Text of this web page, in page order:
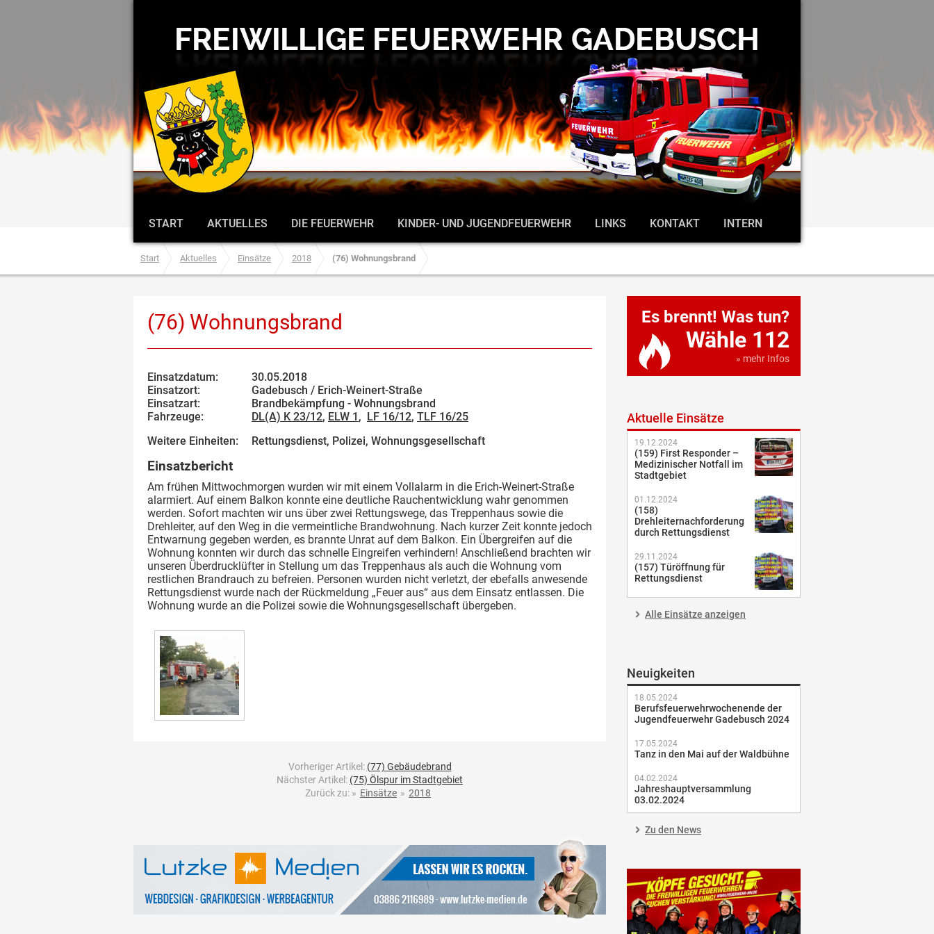
START AKTUELLES DIE FEUERWEHR KINDER- UND JUGENDFEUERWEHR LINKS KONTAKT INTERN
Start Aktuelles Einsätze 2018 (76) Wohnungsbrand
(76) Wohnungsbrand
Einsatzdatum:
30.05.2018
Einsatzort:
Gadebusch / Erich-Weinert-Straße
Einsatzart:
Brandbekämpfung - Wohnungsbrand
Fahrzeuge:
DL(A) K 23/12, ELW 1 , LF 16/12, TLF 16/25
Weitere Einheiten:
Rettungsdienst, Polizei, Wohnungsgesellschaft
Einsatzbericht
Am frühen Mittwochmorgen wurden wir mit einem Vollalarm in die Erich-Weinert-Straße
alarmiert. Auf einem Balkon konnte eine deutliche Rauchentwicklung wahr genommen
werden. Sofort machten wir uns über zwei Rettungswege, das Treppenhaus sowie die
Drehleiter, auf den Weg in die vermeintliche Brandwohnung. Nach kurzer Zeit konnte jedoch
Entwarnung gegeben werden, es brannte Unrat auf dem Balkon. Ein Übergreifen auf die
Wohnung konnten wir durch das schnelle Eingreifen verhindern! Anschließend brachten wir
unseren Überdrucklüfter in Stellung um das Treppenhaus als auch die Wohnung vom
restlichen Brandrauch zu befreien. Personen wurden nicht verletzt, der ebefalls anwesende
Rettungsdienst wurde nach der Rückmeldung „Feuer aus“ aus dem Einsatz entlassen. Die
Wohnung wurde an die Polizei sowie die Wohnungsgesellschaft übergeben.
Vorheriger Artikel: (77) Gebäudebrand
Nächster Artikel: (75) Ölspur im Stadtgebiet
Zurück zu: » Einsätze » 2018
Es brennt! Was tun?
Wähle 112
» mehr Infos
Aktuelle Einsätze
19.12.2024
(159) First Responder –
Medizinischer Notfall im
Stadtgebiet
01.12.2024
(158)
Drehleiternachforderung
durch Rettungsdienst
29.11.2024
(157) Türöffnung für
Rettungsdienst
Alle Einsätze anzeigen
Neuigkeiten
18.05.2024
Berufsfeuerwehrwochenende der
Jugendfeuerwehr Gadebusch 2024
17.05.2024
Tanz in den Mai auf der Waldbühne
04.02.2024
Jahreshauptversammlung
03.02.2024
Zu den News